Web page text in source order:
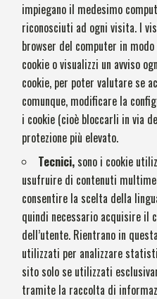
impiegano il medesimo
riconosciuti ad ogni visita. I
browser del computer in
cookie o visualizzi un avviso
cookie, per poter valutare se
comunque, modificare la
i cookie (cioè bloccarli in via
protezione più elevato.
Tecnici, sono i cookie
usufruire di contenuti
consentire la scelta della
quindi necessario acquisire il
dell’utente. Rientrano in
utilizzati per analizzare
sito solo se utilizzati
tramite la raccolta di